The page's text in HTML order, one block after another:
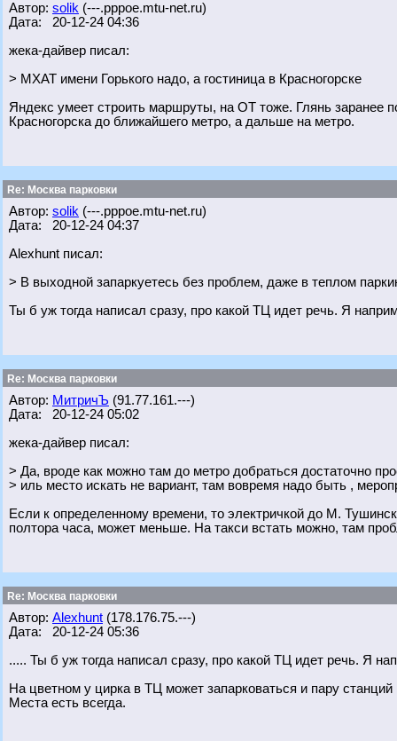
Автор: solik (---.pppoe.mtu-net.ru)
Дата: 20-12-24 04:36
жека-дайвер писал:
> МХАТ имени Горького надо, а гостиница в Красногорске
Яндекс умеет строить маршруты, на ОТ тоже. Глянь заранее
Красногорска до ближайшего метро, а дальше на метро.
Re: Москва парковки
Автор: solik (---.pppoe.mtu-net.ru)
Дата: 20-12-24 04:37
Alexhunt писал:
> В выходной запаркуетесь без проблем, даже в теплом
Ты б уж тогда написал сразу, про какой ТЦ идет речь. Я
Re: Москва парковки
Автор: МитричЪ (91.77.161.---)
Дата: 20-12-24 05:02
жека-дайвер писал:
> Да, вроде как можно там до метро добраться достаточно
> иль место искать не вариант, там вовремя надо быть ,
Если к определенному времени, то электричкой до М.
полтора часа, может меньше. На такси встать можно, там
Re: Москва парковки
Автор: Alexhunt (178.176.75.---)
Дата: 20-12-24 05:36
..... Ты б уж тогда написал сразу, про какой ТЦ идет речь. Я
На цветном у цирка в ТЦ может запарковаться и пару
Места есть всегда.